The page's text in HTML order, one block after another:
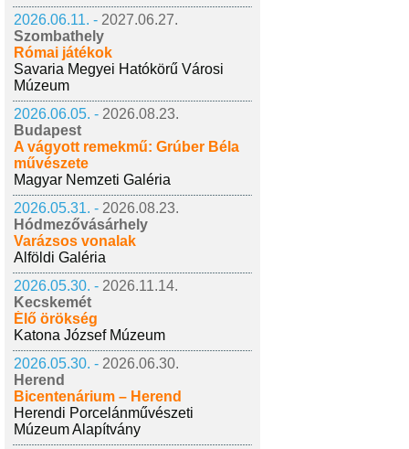
2026.06.11. - 2027.06.27.
Szombathely
Római játékok
Savaria Megyei Hatókörű Városi
Múzeum
2026.06.05. - 2026.08.23.
Budapest
A vágyott remekmű: Grúber Béla
művészete
Magyar Nemzeti Galéria
2026.05.31. - 2026.08.23.
Hódmezővásárhely
Varázsos vonalak
Alföldi Galéria
2026.05.30. - 2026.11.14.
Kecskemét
Élő örökség
Katona József Múzeum
2026.05.30. - 2026.06.30.
Herend
Bicentenárium – Herend
Herendi Porcelánművészeti
Múzeum Alapítvány